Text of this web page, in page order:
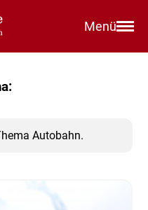
Menü
Autobahn.